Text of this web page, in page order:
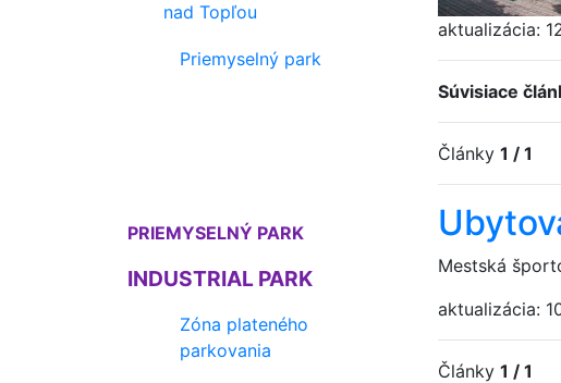
nad Topľou
Priemyselný park
PRIEMYSELNÝ PARK
INDUSTRIAL PARK
Zóna plateného
parkovania
aktualizácia:
Súvisiace
Články 1 / 1
Mestská
aktualizácia:
Články 1 / 1